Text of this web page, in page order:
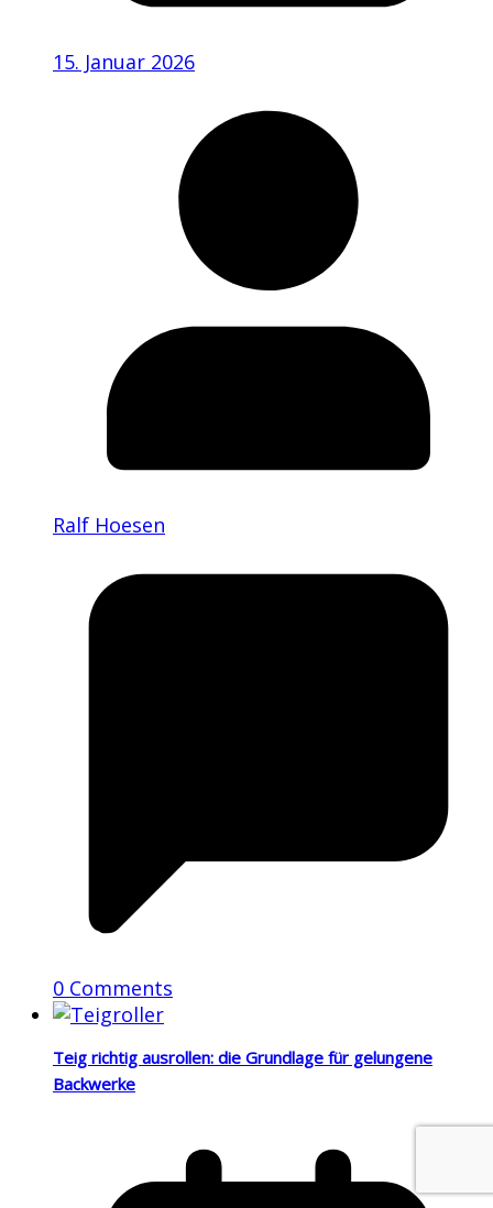
15. Januar 2026
Ralf Hoesen
0 Comments
Teig richtig ausrollen: die Grundlage für gelungene
Backwerke